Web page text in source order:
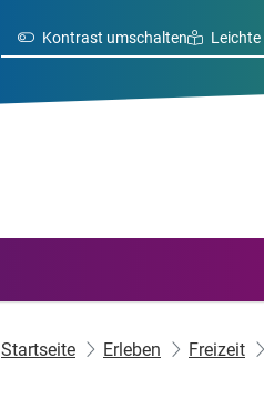
Kontrast umschalten Leichte
Startseite Erleben Freizeit